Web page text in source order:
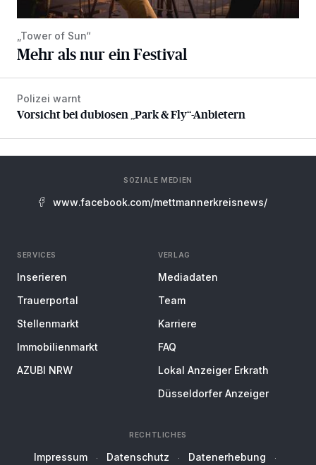
„Tower of Sun“
Mehr als nur ein Festival
Vorsicht bei dubiosen „Park & Fly“-Anbietern
Polizei warnt
Vorsicht bei dubiosen „Park & Fly“-Anbietern
SOZIALE MEDIEN
www.facebook.com/mettmannerkreisnews/
SERVICES
Inserieren
Trauerportal
Stellenmarkt
Immobilienmarkt
AZUBI NRW
VERLAG
Mediadaten
Team
Karriere
FAQ
Lokal Anzeiger Erkrath
Düsseldorfer Anzeiger
RECHTLICHES
Impressum Datenschutz Datenerhebung